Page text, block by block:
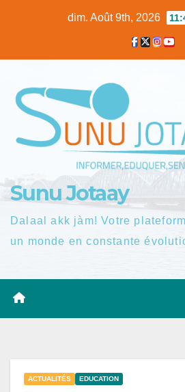
dim. Août 9th, 2026
Sunu Jotaay
Dalaal akk jàm! Votre
un monde en constante
ACTUALITÉS EDUCATION